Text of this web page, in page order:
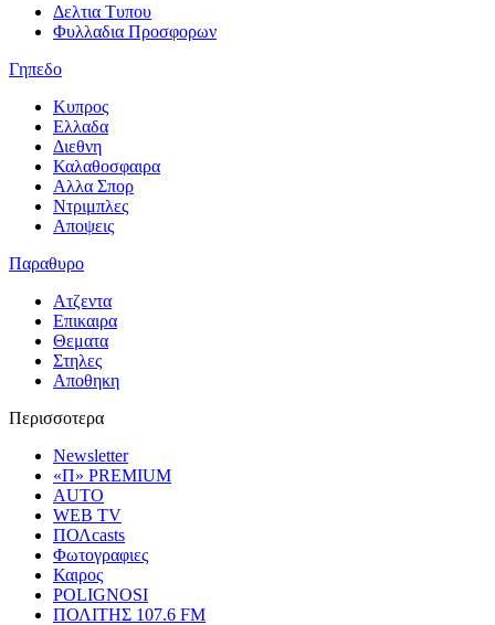
Δελτια Τυπου
Φυλλαδια Προσφορων
Γηπεδο
Κυπρος
Ελλαδα
Διεθνη
Καλαθοσφαιρα
Αλλα Σπορ
Ντριμπλες
Αποψεις
Παραθυρο
Ατζεντα
Επικαιρα
Θεματα
Στηλες
Αποθηκη
Περισσοτερα
Newsletter
«Π» PREMIUM
AUTO
WEB TV
ΠΟΛcasts
Φωτογραφιες
Καιρος
POLIGNOSI
ΠΟΛΙΤΗΣ 107.6 FM